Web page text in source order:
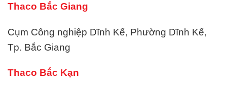
Thaco Bắc Giang
Cụm Công nghiệp Dĩnh Kế, Phường Dĩnh Kế,
Tp. Bắc Giang
Thaco Bắc Kạn